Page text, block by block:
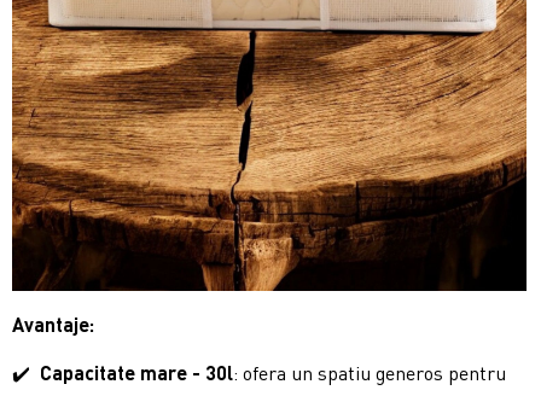
Avantaje:
✔️ Capacitate mare - 30l: ofera un spatiu generos pentru